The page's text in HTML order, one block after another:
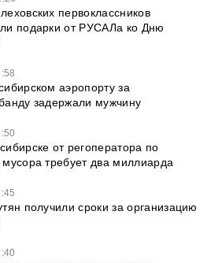
первоклассников
подарки от РУСАЛа ко Дню
аэропорту за
задержали мужчину
от регоператора по
мусора требует два миллиарда
получили сроки за организацию